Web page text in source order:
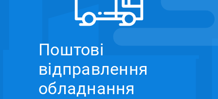
Поштові
відправлення
обладнання